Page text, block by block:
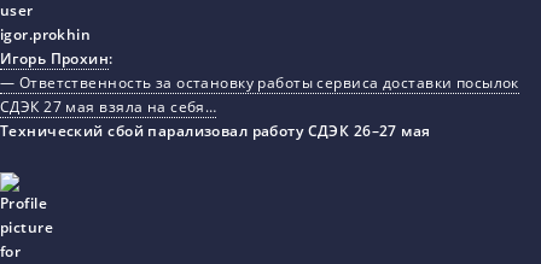
Игорь Прохин:
— Ответственность за остановку работы сервиса доставки посылок
СДЭК 27 мая взяла на себя…
Технический сбой парализовал работу СДЭК 26–27 мая